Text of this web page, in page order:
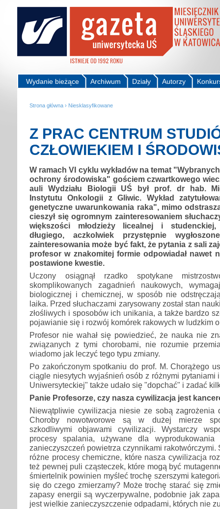
Autorzy
Działy
Archiwum
Wydanie bieżące
Strona główna › Niesklasyfikowane
Z PRAC CENTRUM
CZŁOWIEKIEM I
W ramach VI cyklu wykładów na temat
ochrony środowiska" gościem czwartkowego
auli Wydziału Biologii UŚ był prof. dr hab.
Instytutu Onkologii z Gliwic. Wykład
genetyczne uwarunkowania raka", mimo
cieszył się ogromnym zainteresowaniem
większości młodzieży licealnej i studenckiej,
długiego, aczkolwiek przystępnie
zainteresowania może być fakt, że pytania z sali
profesor w znakomitej formie odpowiadał nawet
postawione kwestie.
Uczony osiągnął rzadko spotykane
skomplikowanych zagadnień naukowych,
biologicznej i chemicznej, w sposób nie
laika. Przed słuchaczami zarysowany został stan
złośliwych i sposobów ich unikania, a także bardzo
pojawianie się i rozwój komórek rakowych w ludzkim
Profesor nie wahał się powiedzieć, że nauka nie
związanych z tymi chorobami, nie rozumie
wiadomo jak leczyć tego typu zmiany.
Po zakończonym spotkaniu do prof. M. Chorążego
ciągle niesytych wyjaśnień osób z różnymi pytaniami
Uniwersyteckiej" także udało się "dopchać" i zadać
Panie Profesorze, czy nasza cywilizacja jest
Niewątpliwie cywilizacja niesie ze sobą zagrożenia
Choroby nowotworowe są w dużej mierze
szkodliwymi objawami cywilizacji. Wystarczy
procesy spalania, używane dla
zanieczyszczeń powietrza czynnikami rakotwórczymi.
różne procesy chemiczne, które nasza cywilizacja
też pewnej puli cząsteczek, które mogą być
śmiertelnik powinien myśleć trochę szerszymi
się do czego zmierzamy? Może trochę starać się
zapasy energii są wyczerpywalne, podobnie jak
jest wielkie zanieczyszczenie odpadami, których nie